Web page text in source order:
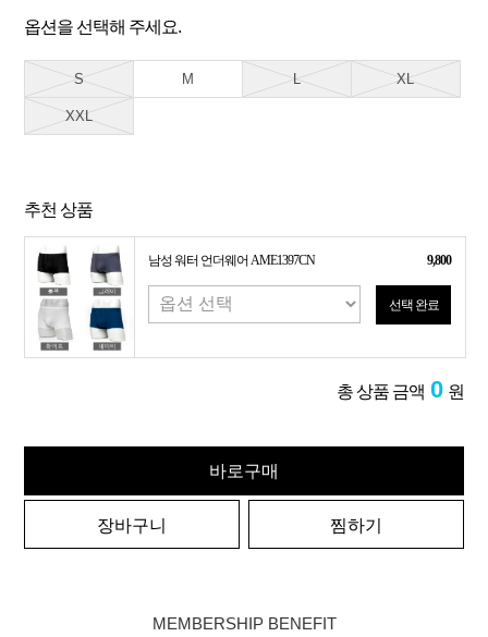
옵션을 선택해 주세요.
S M L XL
XXL
추천 상품
남성 워터 언더웨어 AME1397CN 9,800
선택 완료
총 상품 금액 0 원
바로구매
장바구니 찜하기
MEMBERSHIP BENEFIT